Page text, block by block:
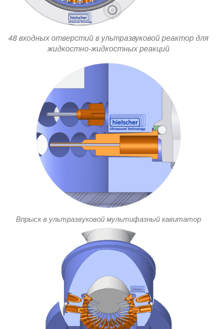
48 входных отверстий в ультразвуковой реактор для
жидкостно-жидкостных реакций
Впрыск в ультразвуковой мультифазный кавитатор